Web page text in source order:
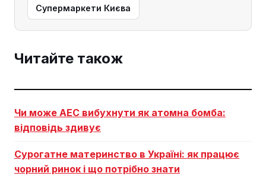
Супермаркети Києва
Читайте також
Чи може АЕС вибухнути як атомна бомба:
відповідь здивує
Сурогатне материнство в Україні: як працює
чорний ринок і що потрібно знати